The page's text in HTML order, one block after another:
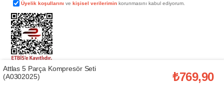
Üyelik koşullarını vekişisel verilerimin korunmasını kabul ediyorum.
Telif Hakkı © 2026 Afeks Yapı Market
. Tüm hakları saklıdır.
Bu web sitesindeki tüm ürünler ticari amaçlıdır. Web sitemizde yer alan
görsel ve yazılı içerikler firmamıza ait olup, firmamızın yazılı izni alınmadan
Attlas 5 Parça Kompresör Seti
(A0302025)
₺769,90